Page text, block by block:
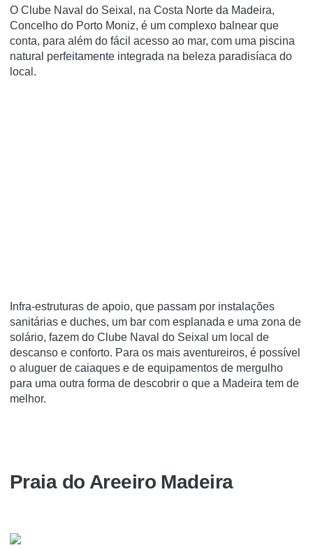
O Clube Naval do Seixal, na Costa Norte da Madeira,
Concelho do Porto Moniz, é um complexo balnear que
conta, para além do fácil acesso ao mar, com uma piscina
natural perfeitamente integrada na beleza paradisíaca do
local.
Infra-estruturas de apoio, que passam por instalações
sanitárias e duches, um bar com esplanada e uma zona de
solário, fazem do Clube Naval do Seixal um local de
descanso e conforto. Para os mais aventureiros, é possível
o aluguer de caiaques e de equipamentos de mergulho
para uma outra forma de descobrir o que a Madeira tem de
melhor.
Praia do Areeiro Madeira